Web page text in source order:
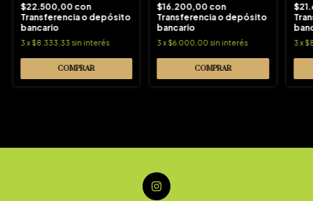
$22.500,00 con
Transferencia o depósito
bancario
3x$8.333,33 sin interés
$16.200,00 con
Transferencia o depósito
bancario
3 x$6.000,00 sin interés 3x